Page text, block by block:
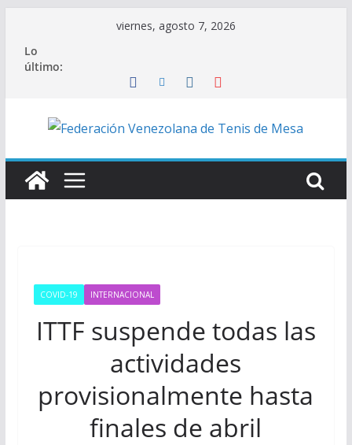
contenido
viernes, agosto 7, 2026
Lo
último:
COVID-19 INTERNACIONAL
ITTF suspende todas las
actividades
provisionalmente hasta
finales de abril